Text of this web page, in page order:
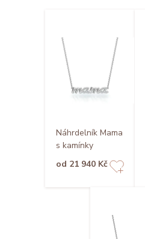
Náhrdelník Mama
s kamínky
od 21 940 Kč